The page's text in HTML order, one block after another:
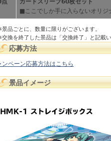
カードスリーブ60枚セット
■ここでしか手に入らないオリジ
品ごとに、数量に限りがございます。
換を終了した景品は「交換終了」と記載い
応募方法
ンペーン応募方法はこちら
景品イメージ